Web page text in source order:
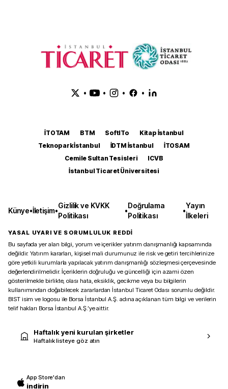
• • • •
İTOTAM BTM SoftITo
Kitap İstanbul
Teknopark İstanbul
İDTM İstanbul
İTOSAM
Cemile Sultan Tesisleri
ICVB
İstanbul Ticaret Üniversitesi
Künye•İletişim•
Gizlilik ve KVKK
Politikası
•
Doğrulama
Politikası
•
Yayın
İlkeleri
YASAL UYARI VE SORUMLULUK REDDİ
Bu sayfada yer alan bilgi, yorum ve içerikler yatırım danışmanlığı kapsamında
değildir. Yatırım kararları, kişisel mali durumunuz ile risk ve getiri tercihlerinize
göre yetkili kurumlarla yapılacak yatırım danışmanlığı sözleşmesi çerçevesinde
değerlendirilmelidir. İçeriklerin doğruluğu ve güncelliği için azami özen
gösterilmekle birlikte, olası hata, eksiklik, gecikme veya bu bilgilerin
kullanımından doğabilecek zararlardan İstanbul Ticaret Odası sorumlu değildir.
BIST isim ve logosu ile Borsa İstanbul A.Ş. adına açıklanan tüm bilgi ve verilerin
telif hakları Borsa İstanbul A.Ş.’ye aittir.
Haftalık yeni kurulan şirketler
Haftalık listeye göz atın
App Store'dan
indirin